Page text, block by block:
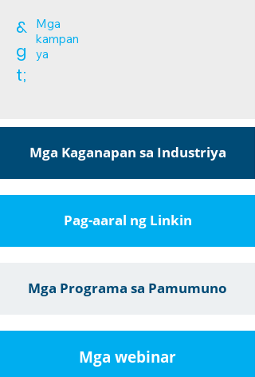
&
g
t;
Mga
kampan
ya
Mga Kaganapan sa Industriya
Pag-aaral ng Linkin
Mga Programa sa Pamumuno
Mga webinar